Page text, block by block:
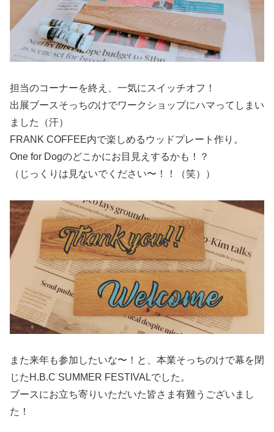
担当のコーナーを終え、一気にスイッチオフ！
出展ブースそっちのけでワークショップにハマってしまい
ました（汗）
FRANK COFFEE内で楽しめるウッドプレート作り。
One for Dogのどこかにお目見えするかも！？
（じっくりは見ないでください〜！！（笑））
また来年も参加したいな〜！と、本業そっちのけで幕を閉
じたH.B.C SUMMER FESTIVALでした。
ブースにお立ち寄りいただいた皆さま有難うございまし
た！